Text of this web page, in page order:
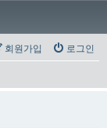
로그인
회원가입